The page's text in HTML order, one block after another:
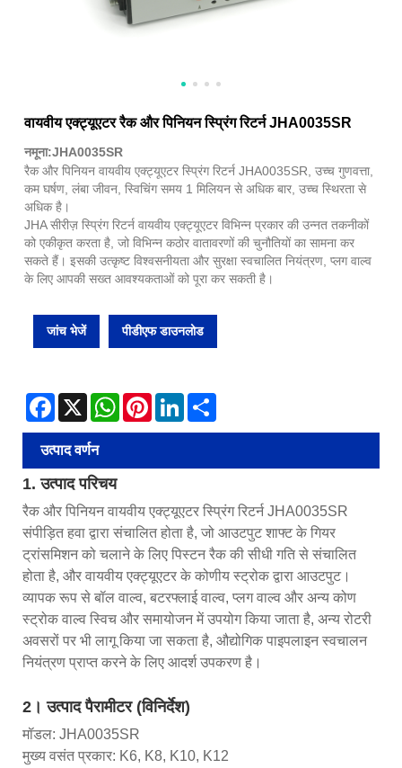
वायवीय एक्ट्यूएटर रैक और पिनियन स्प्रिंग रिटर्न JHA0035SR
नमूना:JHA0035SR
रैक और पिनियन वायवीय एक्ट्यूएटर स्प्रिंग रिटर्न JHA0035SR, उच्च गुणवत्ता,
कम घर्षण, लंबा जीवन, स्विचिंग समय 1 मिलियन से अधिक बार, उच्च स्थिरता से
अधिक है।
JHA सीरीज़ स्प्रिंग रिटर्न वायवीय एक्ट्यूएटर विभिन्न प्रकार की उन्नत तकनीकों
को एकीकृत करता है, जो विभिन्न कठोर वातावरणों की चुनौतियों का सामना कर
सकते हैं। इसकी उत्कृष्ट विश्वसनीयता और सुरक्षा स्वचालित नियंत्रण, प्लग वाल्व
के लिए आपकी सख्त आवश्यकताओं को पूरा कर सकती है।
जांच भेजें पीडीएफ डाउनलोड
Facebook
X WhatsAppPinterestLinkedIn
उत्पाद वर्णन
1. उत्पाद परिचय
रैक और पिनियन वायवीय एक्ट्यूएटर स्प्रिंग रिटर्न JHA0035SR
संपीड़ित हवा द्वारा संचालित होता है, जो आउटपुट शाफ्ट के गियर
ट्रांसमिशन को चलाने के लिए पिस्टन रैक की सीधी गति से संचालित
होता है, और वायवीय एक्ट्यूएटर के कोणीय स्ट्रोक द्वारा आउटपुट।
व्यापक रूप से बॉल वाल्व, बटरफ्लाई वाल्व, प्लग वाल्व और अन्य कोण
स्ट्रोक वाल्व स्विच और समायोजन में उपयोग किया जाता है, अन्य रोटरी
अवसरों पर भी लागू किया जा सकता है, औद्योगिक पाइपलाइन स्वचालन
नियंत्रण प्राप्त करने के लिए आदर्श उपकरण है।
2। उत्पाद पैरामीटर (विनिर्देश)
मॉडल: JHA0035SR
मुख्य वसंत प्रकार: K6, K8, K10, K12